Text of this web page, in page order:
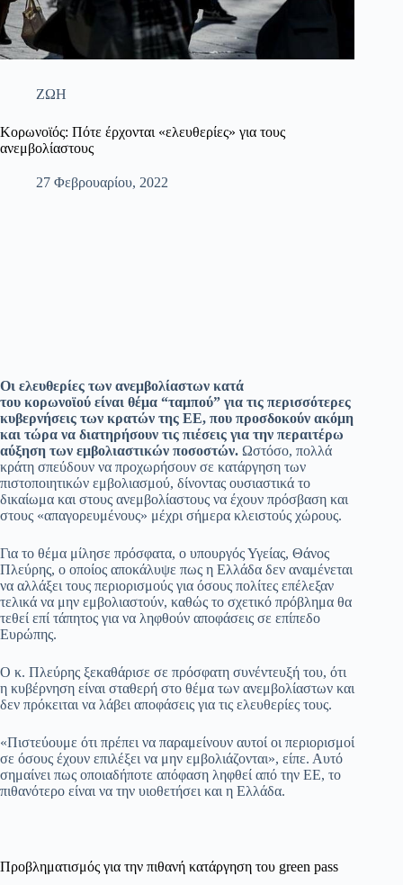
ΖΩΗ
Κορωνοϊός: Πότε έρχονται «ελευθερίες» για τους
ανεμβολίαστους
27 Φεβρουαρίου, 2022
Οι ελευθερίες των ανεμβολίαστων κατά
του κορωνοϊού είναι θέμα “ταμπού” για τις περισσότερες
κυβερνήσεις των κρατών της ΕΕ, που προσδοκούν ακόμη
και τώρα να διατηρήσουν τις πιέσεις για την περαιτέρω
αύξηση των εμβολιαστικών ποσοστών. Ωστόσο, πολλά
κράτη σπεύδουν να προχωρήσουν σε κατάργηση των
πιστοποιητικών εμβολιασμού, δίνοντας ουσιαστικά το
δικαίωμα και στους ανεμβολίαστους να έχουν πρόσβαση και
στους «απαγορευμένους» μέχρι σήμερα κλειστούς χώρους.
Για το θέμα μίλησε πρόσφατα, ο υπουργός Υγείας, Θάνος
Πλεύρης, ο οποίος αποκάλυψε πως η Ελλάδα δεν αναμένεται
να αλλάξει τους περιορισμούς για όσους πολίτες επέλεξαν
τελικά να μην εμβολιαστούν, καθώς το σχετικό πρόβλημα θα
τεθεί επί τάπητος για να ληφθούν αποφάσεις σε επίπεδο
Ευρώπης.
Ο κ. Πλεύρης ξεκαθάρισε σε πρόσφατη συνέντευξή του, ότι
η κυβέρνηση είναι σταθερή στο θέμα των ανεμβολίαστων και
δεν πρόκειται να λάβει αποφάσεις για τις ελευθερίες τους.
«Πιστεύουμε ότι πρέπει να παραμείνουν αυτοί οι περιορισμοί
σε όσους έχουν επιλέξει να μην εμβολιάζονται», είπε. Αυτό
σημαίνει πως οποιαδήποτε απόφαση ληφθεί από την ΕΕ, το
πιθανότερο είναι να την υιοθετήσει και η Ελλάδα.
Προβληματισμός για την πιθανή κατάργηση του green pass